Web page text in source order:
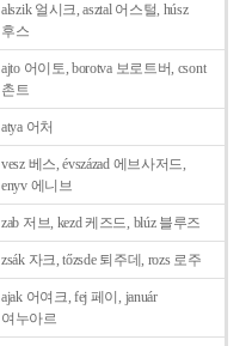
alszik 얼시크, asztal 어스털, húsz
후스
ajto 어이토, borotva 보로트버, csont
촌트
atya 어처
vesz 베스, évszázad 에브사저드,
enyv 에니브
zab 저브, kezd 케즈드, blúz 블루즈
zsák 자크, tőzsde 퇴주데, rozs 로주
ajak 어여크, fej 페이, január
여누아르